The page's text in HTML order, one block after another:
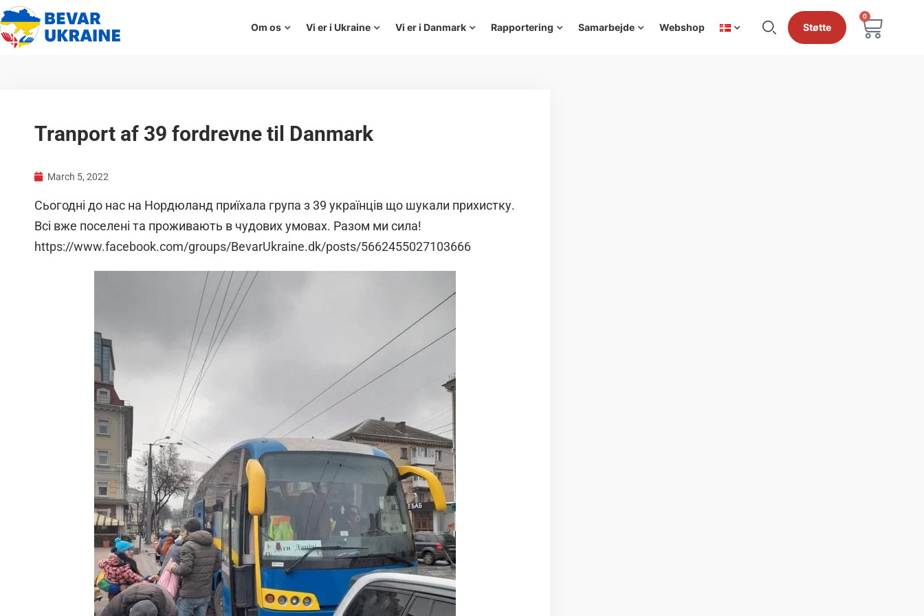
Om os Vi er i Ukraine Vi er i Danmark Rapportering Samarbejde Webshop Støtte
0
Tranport af 39 fordrevne til Danmark
March 5, 2022
Сьогодні до нас на Нордюланд приїхала група з 39 українців що шукали прихистку.
Всі вже поселені та проживають в чудових умовах. Разом ми сила!
https://www.facebook.com/groups/BevarUkraine.dk/posts/5662455027103666